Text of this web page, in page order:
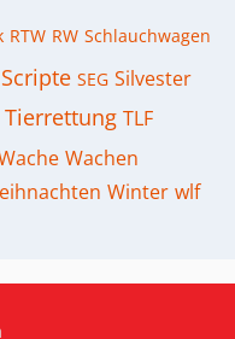
RTW RW Schlauchwagen
Scripte SEG Silvester
Tierrettung TLF
Wachen
Winter wlf